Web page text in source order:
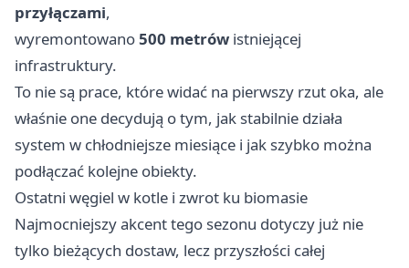
przyłączami,
wyremontowano500 metrów istniejącej
infrastruktury.
To nie są prace, które widać na pierwszy rzut oka, ale
właśnie one decydują o tym, jak stabilnie działa
system w chłodniejsze miesiące i jak szybko można
podłączać kolejne obiekty.
Ostatni węgiel w kotle i zwrot ku biomasie
Najmocniejszy akcent tego sezonu dotyczy już nie
tylko bieżących dostaw, lecz przyszłości całej